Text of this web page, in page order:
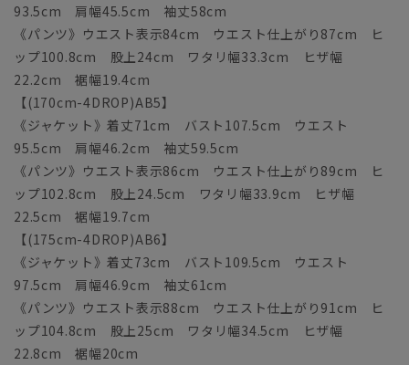
93.5cm 肩幅45.5cm 袖丈58cm
《パンツ》ウエスト表示84cm ウエスト仕上がり87cm ヒ
ップ100.8cm 股上24cm ワタリ幅33.3cm ヒザ幅
22.2cm 裾幅19.4cm
【(170cm-4DROP)AB5】
《ジャケット》着丈71cm バスト107.5cm ウエスト
95.5cm 肩幅46.2cm 袖丈59.5cm
《パンツ》ウエスト表示86cm ウエスト仕上がり89cm ヒ
ップ102.8cm 股上24.5cm ワタリ幅33.9cm ヒザ幅
22.5cm 裾幅19.7cm
【(175cm-4DROP)AB6】
《ジャケット》着丈73cm バスト109.5cm ウエスト
97.5cm 肩幅46.9cm 袖丈61cm
《パンツ》ウエスト表示88cm ウエスト仕上がり91cm ヒ
ップ104.8cm 股上25cm ワタリ幅34.5cm ヒザ幅
22.8cm 裾幅20cm